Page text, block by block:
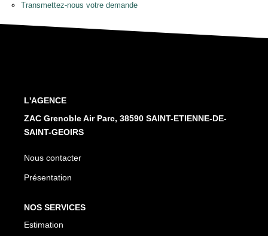
Transmettez-nous votre demande
L'AGENCE
ZAC Grenoble Air Parc, 38590 SAINT-ETIENNE-DE-
SAINT-GEOIRS
Nous contacter
Présentation
NOS SERVICES
Estimation